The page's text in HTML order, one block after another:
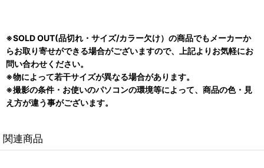
※SOLD OUT(品切れ・サイズ/カラー欠け）の商品でもメーカーか
らお取り寄せができる場合がございますので、上記よりお気軽にお
問い合わせください。
※物によって若干サイズが異なる場合があります。
※撮影の条件・お使いのパソコンの環境等によって、商品の色・見
え方が違う事がございます。
関連商品